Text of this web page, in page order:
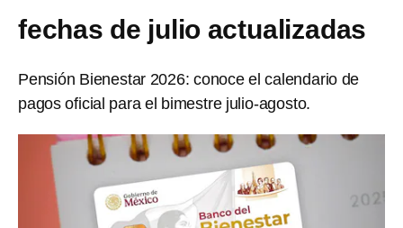
fechas de julio actualizadas
Pensión Bienestar 2026: conoce el calendario de
pagos oficial para el bimestre julio-agosto.